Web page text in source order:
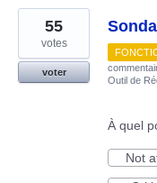
55
votes
voter
Outil de
À quel
Not